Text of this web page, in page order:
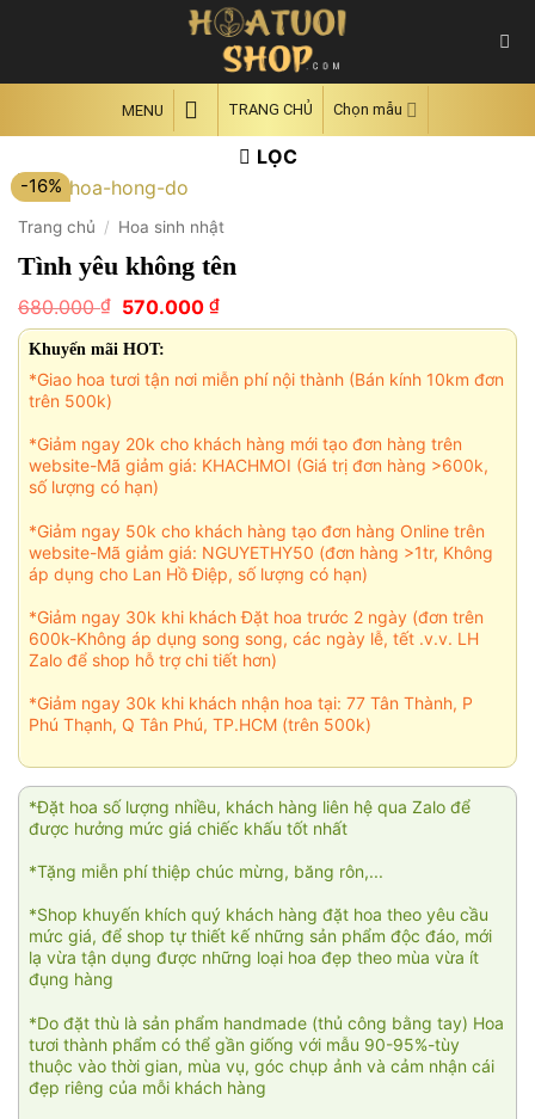
MENU TRANG CHỦ Chọn mẫu
LỌC
-16%
Trang chủ / Hoa sinh nhật
Tình yêu không tên
680.000₫ Giá
gốc
là:
680.000 ₫.
570.000 ₫Giá
hiện
570.000 ₫.
Khuyến mãi HOT:
*Giao hoa tươi tận nơi miễn phí nội thành (Bán kính 10km đơn
trên 500k)
*Giảm ngay 20k cho khách hàng mới tạo đơn hàng trên
website-Mã giảm giá: KHACHMOI (Giá trị đơn hàng >600k,
số lượng có hạn)
*Giảm ngay 50k cho khách hàng tạo đơn hàng Online trên
website-Mã giảm giá: NGUYETHY50 (đơn hàng >1tr, Không
áp dụng cho Lan Hồ Điệp, số lượng có hạn)
*Giảm ngay 30k khi khách Đặt hoa trước 2 ngày (đơn trên
600k-Không áp dụng song song, các ngày lễ, tết .v.v. LH
Zalo để shop hỗ trợ chi tiết hơn)
*Giảm ngay 30k khi khách nhận hoa tại: 77 Tân Thành, P
Phú Thạnh, Q Tân Phú, TP.HCM (trên 500k)
*Đặt hoa số lượng nhiều, khách hàng liên hệ qua Zalo để
được hưởng mức giá chiếc khấu tốt nhất
*Tặng miễn phí thiệp chúc mừng, băng rôn,...
*Shop khuyến khích quý khách hàng đặt hoa theo yêu cầu
mức giá, để shop tự thiết kế những sản phẩm độc đáo, mới
lạ vừa tận dụng được những loại hoa đẹp theo mùa vừa ít
đụng hàng
*Do đặt thù là sản phẩm handmade (thủ công bằng tay) Hoa
tươi thành phẩm có thể gần giống với mẫu 90-95%-tùy
thuộc vào thời gian, mùa vụ, góc chụp ảnh và cảm nhận cái
đẹp riêng của mỗi khách hàng